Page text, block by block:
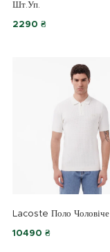
Шт.уп.
2290 ₴
Lacoste Поло Чоловіче
10490 ₴